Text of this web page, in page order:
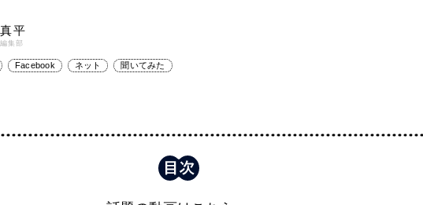
平
集部
Facebook ネット 聞いてみた